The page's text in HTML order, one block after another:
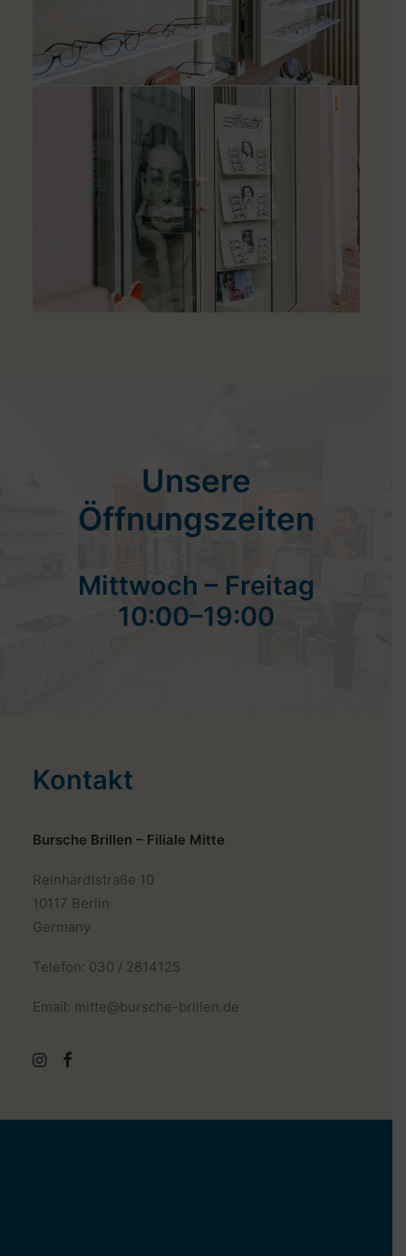
Unsere
Öffnungszeiten
Mittwoch – Freitag
10:00–19:00
Kontakt
Bursche Brillen – Filiale Mitte
Reinhardtstraße 10
10117 Berlin
Germany
Telefon: 030 / 2814125
Email: mitte@bursche-brillen.de